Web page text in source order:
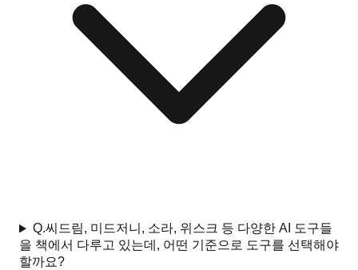
Q.씨드림, 미드저니, 소라, 위스크 등 다양한 AI 도구들
을 책에서 다루고 있는데, 어떤 기준으로 도구를 선택해야
할까요?